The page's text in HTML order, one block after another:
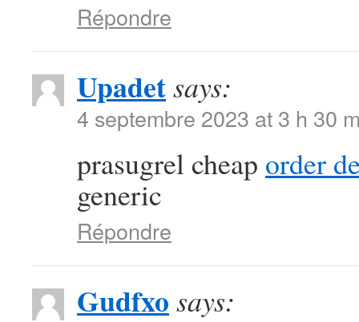
Répondre
Upadetsays:
4 septembre 2023 at 3 h 30
prasugrel cheap order
generic
Répondre
Gudfxo says: